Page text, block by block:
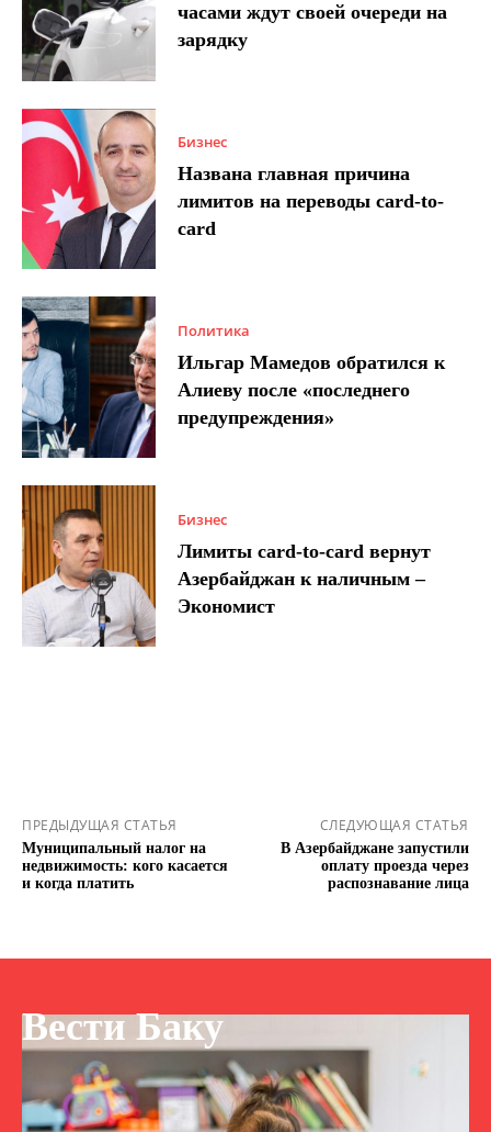
часами ждут своей очереди на
зарядку
Бизнес
Названа главная причина
лимитов на переводы card-to-
card
Политика
Ильгар Мамедов обратился к
Алиеву после «последнего
предупреждения»
Бизнес
Лимиты card-to-card вернут
Азербайджан к наличным –
Экономист
ПРЕДЫДУЩАЯ СТАТЬЯ
Муниципальный налог на
недвижимость: кого касается
и когда платить
СЛЕДУЮЩАЯ СТАТЬЯ
В Азербайджане запустили
оплату проезда через
распознавание лица
Вести Баку